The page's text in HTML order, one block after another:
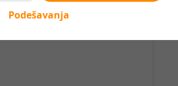
Podešavanja
viljuškare svih poznatih
delovi, gume ili